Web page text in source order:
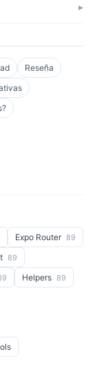
Reseña
Expo Router 89
89
Helpers 89